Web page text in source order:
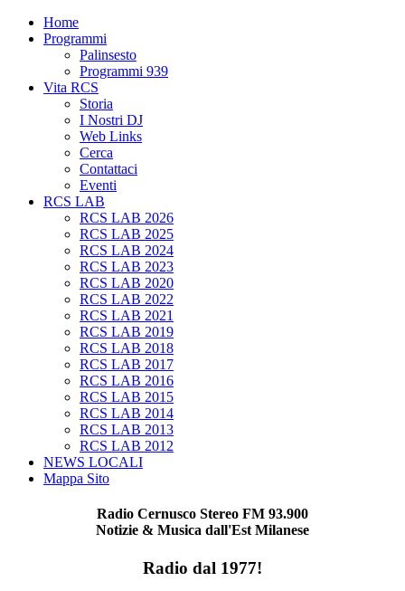
Home
Programmi
Palinsesto
Programmi 939
Vita RCS
Storia
I Nostri DJ
Web Links
Cerca
Contattaci
Eventi
RCS LAB
RCS LAB 2026
RCS LAB 2025
RCS LAB 2024
RCS LAB 2023
RCS LAB 2020
RCS LAB 2022
RCS LAB 2021
RCS LAB 2019
RCS LAB 2018
RCS LAB 2017
RCS LAB 2016
RCS LAB 2015
RCS LAB 2014
RCS LAB 2013
RCS LAB 2012
NEWS LOCALI
Mappa Sito
Radio Cernusco Stereo FM 93.900
Notizie & Musica dall'Est Milanese
Radio dal 1977!